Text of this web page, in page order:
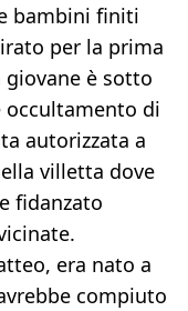
bambini finiti
per la prima
è sotto
occultamento di
autorizzata a
villetta dove
fidanzato
era nato a
compiuto